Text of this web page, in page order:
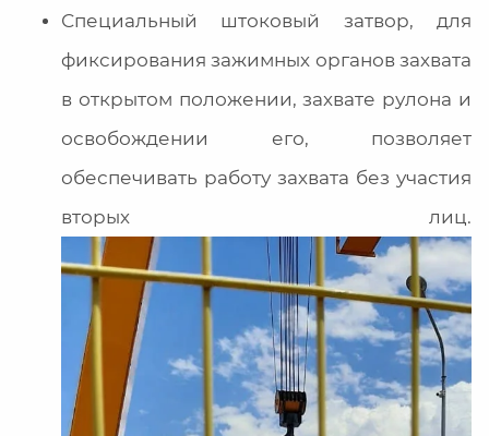
Специальный штоковый затвор, для
фиксирования зажимных органов захвата
в открытом положении, захвате рулона и
освобождении его, позволяет
обеспечивать работу захвата без участия
вторых лиц.